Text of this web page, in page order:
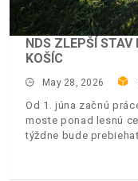
NDS ZLEPŠÍ STAV
KOŠÍC
May 28, 2026
Od 1. júna začnú
moste ponad lesnú
týždne bude